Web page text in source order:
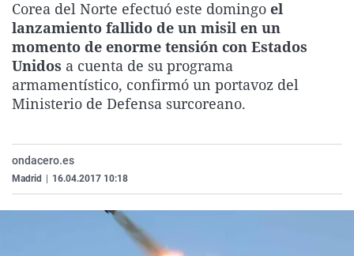
La rosa de los vientos
Gente viajera
Como el perro y el
Caso
Retornados
Equipo de
Extremadura
Galicia
La Rioja
Virales
Televisión
Elecciones
Corea del Norte efectuó este domingo el
lanzamiento fallido de un misil en un
momento de enorme tensión con Estados
Unidos a cuenta de su programa
armamentístico, confirmó un portavoz del
Ministerio de Defensa surcoreano.
ondacero.es
Madrid 16.04.2017 10:18